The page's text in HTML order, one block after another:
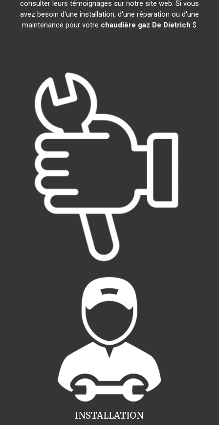
consulter leurs témoignages sur notre site web. Si vous
avez besoin d'une installation, d'une réparation ou d'une
maintenance pour votre chaudière gaz De Dietrich $
INSTALLATION